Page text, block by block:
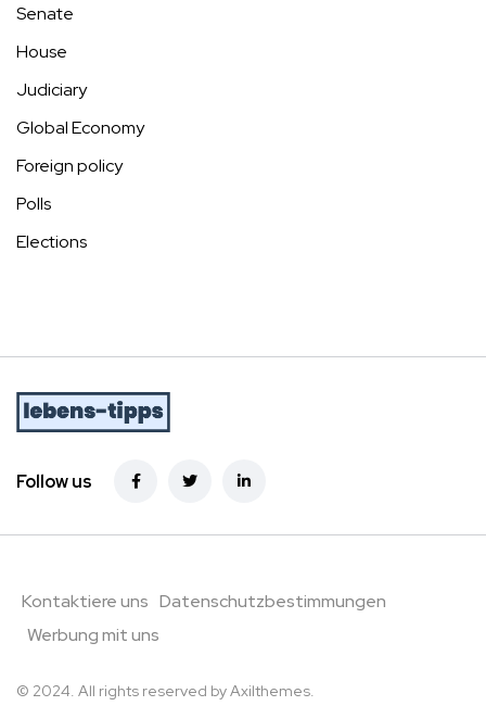
Senate
House
Judiciary
Global Economy
Foreign policy
Polls
Elections
Follow us
Kontaktiere uns Datenschutzbestimmungen
Werbung mit uns
© 2024. All rights reserved byAxilthemes.